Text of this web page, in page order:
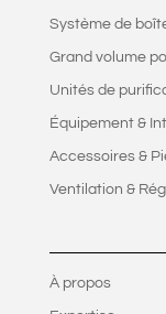
Système de
Grand volume
Unités de
Équipement &
Accessoires &
Ventilation &
À propos